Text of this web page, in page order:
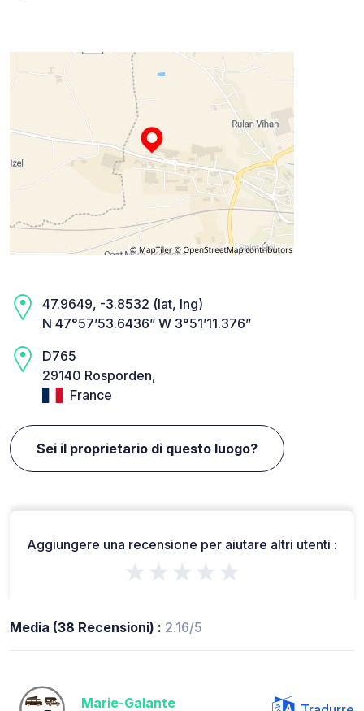
47.9649, -3.8532 (lat, lng)
N 47°57’53.6436” W 3°51’11.376”
D765
29140 Rosporden,
France
Sei il proprietario di questo luogo?
Aggiungere una recensione per aiutare altri utenti :
★★★★★
Media (38 Recensioni) : 2.16/5
Marie-Galante